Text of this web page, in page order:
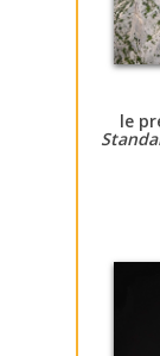
le